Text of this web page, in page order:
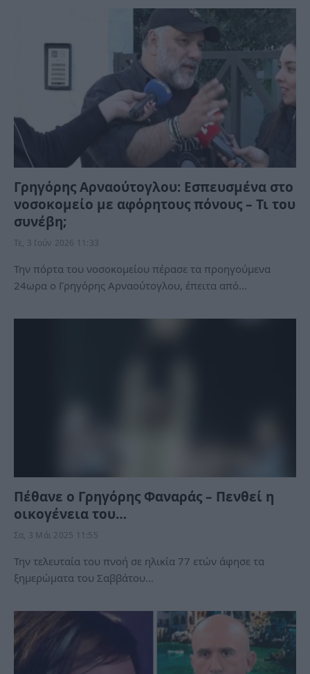
Γρηγόρης Αρναούτογλου: Εσπευσμένα στο
νοσοκομείο με αφόρητους πόνους – Τι του
συνέβη;
Τε, 3 Ιούν 2026 11:33
Την πόρτα του νοσοκομείου πέρασε τα προηγούμενα
24ωρα ο Γρηγόρης Αρναούτογλου, έπειτα από…
Πέθανε ο Γρηγόρης Φαναράς – Πενθεί η
οικογένεια του…
Σα, 3 Μάι 2025 11:55
Την τελευταία του πνοή σε ηλικία 77 ετών άφησε τα
ξημερώματα του Σαββάτου…